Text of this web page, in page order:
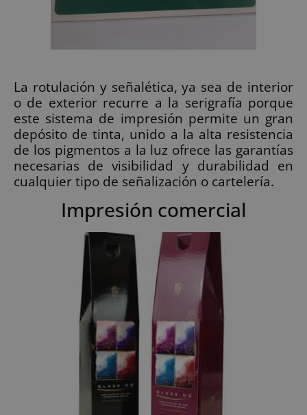
La rotulación y señalética, ya sea de interior
o de exterior recurre a la serigrafía porque
este sistema de impresión permite un gran
depósito de tinta, unido a la alta resistencia
de los pigmentos a la luz ofrece las garantías
necesarias de visibilidad y durabilidad en
cualquier tipo de señalización o cartelería.
Impresión comercial